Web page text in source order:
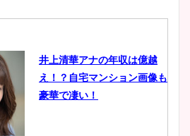
肉も凄い！
鈴木唯の太ってた時の体重が
ヤバすぎww原因や痩せたダ
井上清華アナの年収は億越
え！？自宅マンション画像も
豪華で凄い！